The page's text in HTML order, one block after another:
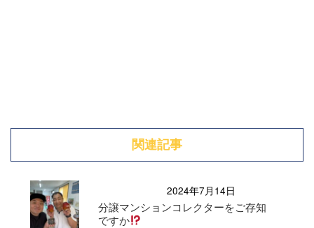
関連記事
2024年7月14日
分譲マンションコレクターをご存知
ですか